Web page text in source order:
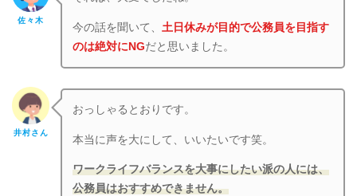
佐々木
今の話を聞いて、 土日休みが目的で公務員を目指す
のは絶対にNGだと思いました。
井村さん
おっしゃるとおりです。
本当に声を大にして、いいたいです笑。
ワークライフバランスを大事にしたい派の人には、
公務員はおすすめできません。